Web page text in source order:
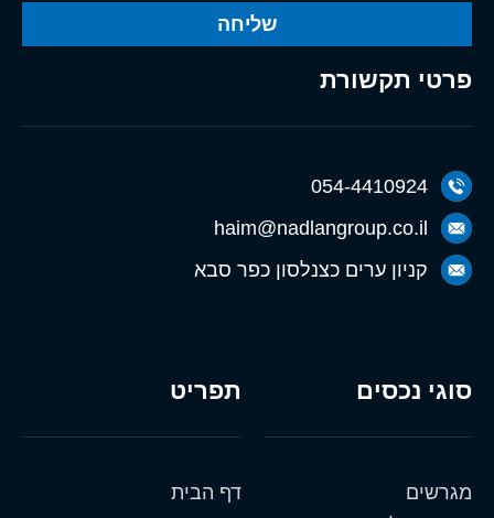
תפריט
דף הבית
סוגי נכסים
מגרשים
פרטי תקשורת
054-4410924
haim@nadlangroup.co.il
קניון ערים כצנלסון כפר סבא
שליחה